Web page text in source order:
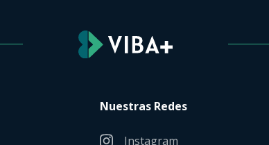
Nuestras Redes
Instagram